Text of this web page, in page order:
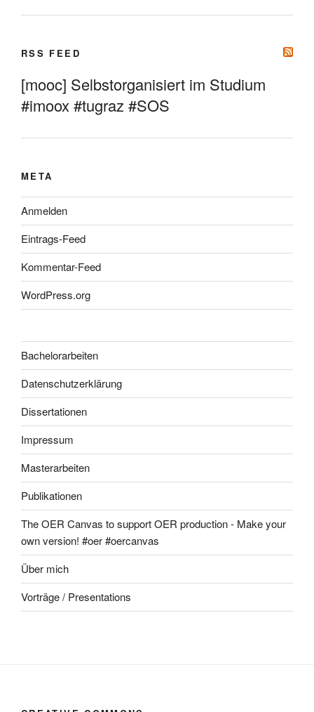
RSS FEED
[mooc] Selbstorganisiert im Studium
#imoox #tugraz #SOS
META
Anmelden
Eintrags-Feed
Kommentar-Feed
WordPress.org
Bachelorarbeiten
Datenschutzerklärung
Dissertationen
Impressum
Masterarbeiten
Publikationen
The OER Canvas to support OER production - Make your
own version! #oer #oercanvas
Über mich
Vorträge / Presentations